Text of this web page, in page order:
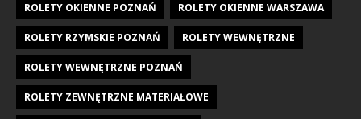
ROLETY OKIENNE POZNAŃ ROLETY OKIENNE WARSZAWA
ROLETY RZYMSKIE POZNAŃ ROLETY WEWNĘTRZNE
ROLETY WEWNĘTRZNE POZNAŃ
ROLETY ZEWNĘTRZNE MATERIAŁOWE